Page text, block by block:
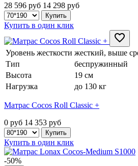
28 596 руб 14 298 руб
Купить в один клик
Уровень жесткости жесткий, выше
Тип
беспружинный
Высота
19 см
Нагрузка
до 130 кг
Матрас Cocos Roll Classic +
0 руб 14 353 руб
Купить в один клик
-50%